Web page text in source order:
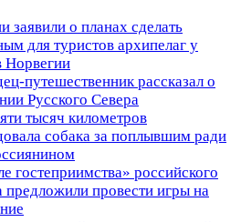
заявили о планах сделать
для туристов архипелаг у
Норвегии
путешественник рассказал о
Русского Севера
тысяч километров
собака за поплывшим ради
гостеприимства» российского
предложили провести игры на